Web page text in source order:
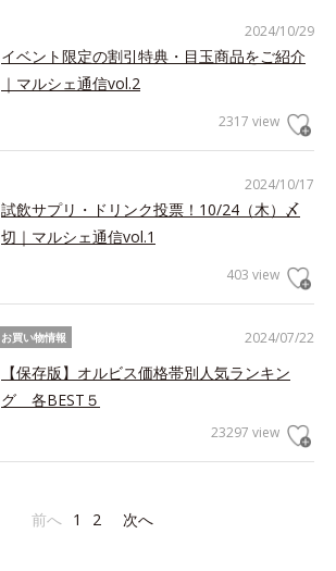
2024/10/29
イベント限定の割引特典・目玉商品をご紹介
｜マルシェ通信vol.2
2317 view
2024/10/17
試飲サプリ・ドリンク投票！10/24（木）〆
切｜マルシェ通信vol.1
403 view
2024/07/22
お買い物情報
【保存版】オルビス価格帯別人気ランキン
グ 各BEST５
23297 view
前へ 1 2 次へ